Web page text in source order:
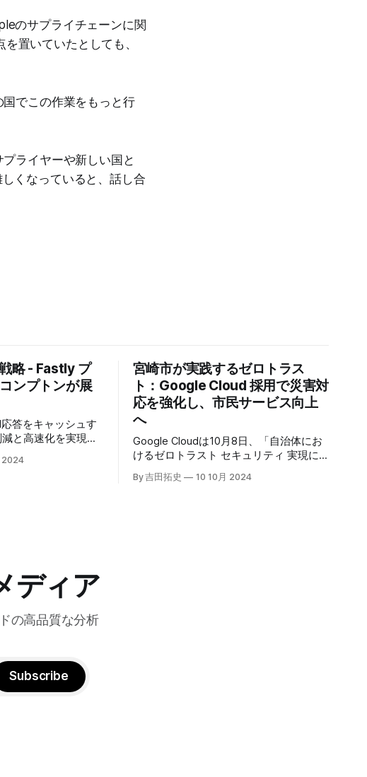
のサプライチェーンに関
置いていたとしても、
でこの作業をもっと行
ライヤーや新しい国と
くなっていると、話し合
略 - Fastly プ
ンプトンが展
答をキャッシュす
と高速化を実現す
」の提供を開始
トン最高プロダク
2024
宮崎市が実践するゼロトラス
ト：Google Cloud 採用で災害対
応を強化し、市民サービス向上
へ
Google Cloudは10月8日、「自治体にお
けるゼロトラスト セキュリティ 実現に
向けて」と題した記者説明会を開催し、
自治体向けにゼロトラストセキュリティ
By 吉田拓史 10 10月 2024
ディア
の高品質な分析
Subscribe